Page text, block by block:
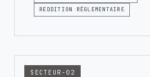
REDDITION RÉGLEMENTAIRE
SECTEUR-02